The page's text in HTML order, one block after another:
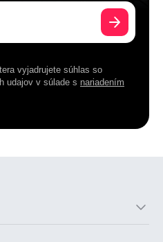
vyjadrujete súhlas so
udajov v súlade s nariadením